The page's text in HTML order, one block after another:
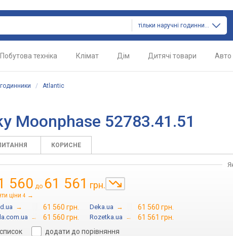
тільки наручні годинники
Побутова техніка Клімат Дім Дитячі товари Авто
/ Atlantic
Moonphase 52783.41.51
КОРИСНЕ
560 до 61 561 грн.
ціни 4 →
→ 61 560 грн. Deka.ua → 61 560 грн.
→ 61 560 грн. Rozetka.ua →
61 561 грн.
додати до порівняння